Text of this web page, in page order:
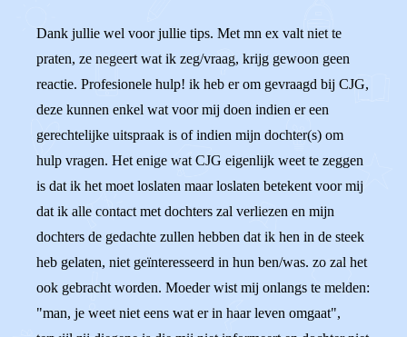
Dank jullie wel voor jullie tips. Met mn ex valt niet te
praten, ze negeert wat ik zeg/vraag, krijg gewoon geen
reactie. Profesionele hulp! ik heb er om gevraagd bij CJG,
deze kunnen enkel wat voor mij doen indien er een
gerechtelijke uitspraak is of indien mijn dochter(s) om
hulp vragen. Het enige wat CJG eigenlijk weet te zeggen
is dat ik het moet loslaten maar loslaten betekent voor mij
dat ik alle contact met dochters zal verliezen en mijn
dochters de gedachte zullen hebben dat ik hen in de steek
heb gelaten, niet geïnteresseerd in hun ben/was. zo zal het
ook gebracht worden. Moeder wist mij onlangs te melden:
"man, je weet niet eens wat er in haar leven omgaat",